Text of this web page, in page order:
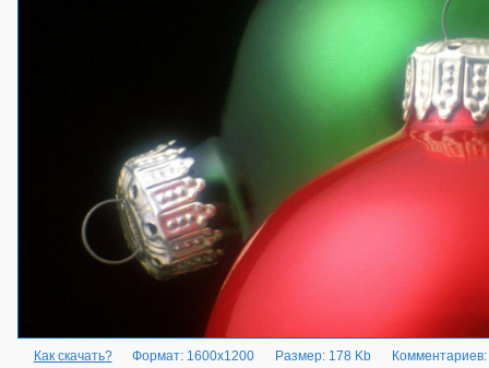
Как скачать? Формат: 1600x1200 Размер: 178 Kb Комментариев: